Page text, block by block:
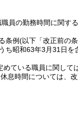
員の勤務時間に関す
条例(以下「改正前の
昭和63年3月31日を
ている職員に関して
息時間については、